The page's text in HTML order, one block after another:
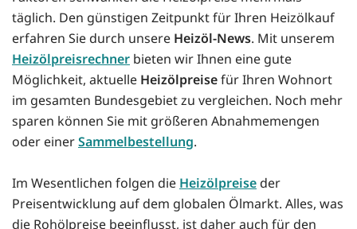
täglich. Den günstigen Zeitpunkt für Ihren Heizölkauf
erfahren Sie durch unsere Heizöl-News. Mit unserem
Heizölpreisrechner bieten wir Ihnen eine gute
Möglichkeit, aktuelle Heizölpreisefür Ihren Wohnort
im gesamten Bundesgebiet zu vergleichen. Noch mehr
sparen können Sie mit größeren Abnahmemengen
oder einerSammelbestellung.
Im Wesentlichen folgen die Heizölpreise der
Preisentwicklung auf dem globalen Ölmarkt. Alles, was
die Rohölpreise beeinflusst, ist daher auch für den